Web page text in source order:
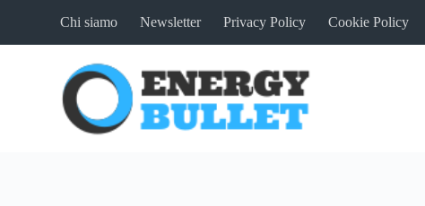
l
Chi siamo Newsletter Privacy Policy Cookie Policy